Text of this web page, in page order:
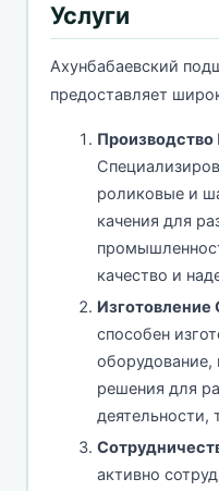
Услуги
Ахунбабаевский
предоставляет
роликовые и
качения для
качество и
Изготовление
способен
оборудование,
решения для
деятельности,
активно